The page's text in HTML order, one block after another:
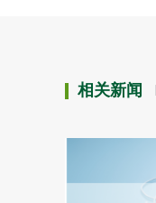
相关新闻